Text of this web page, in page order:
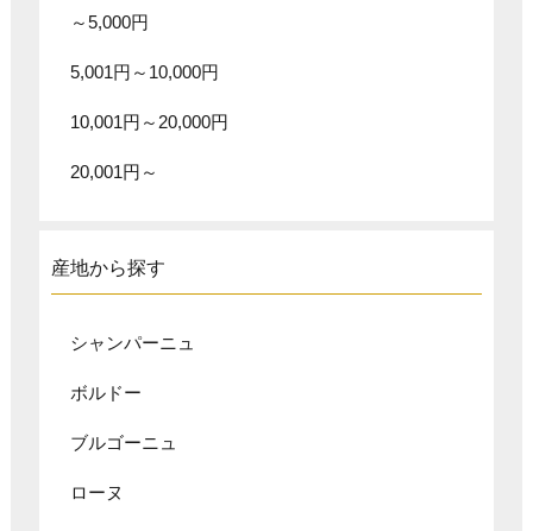
～5,000円
5,001円～10,000円
10,001円～20,000円
20,001円～
産地から探す
シャンパーニュ
ボルドー
ブルゴーニュ
ローヌ